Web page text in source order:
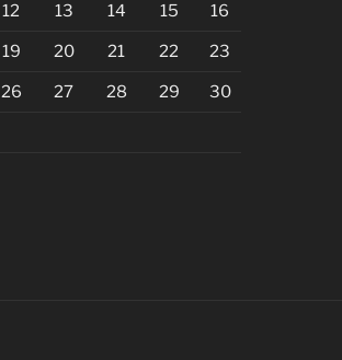
12 13 14 15 16
19 20 21 22 23
26 27 28 29 30